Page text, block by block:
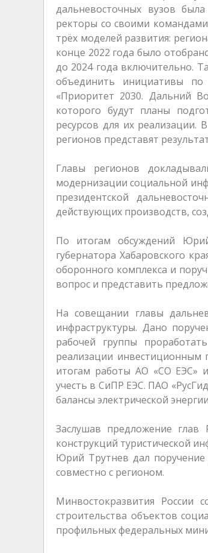
дальневосточных вузов
ректоры со своими
трёх моделей развития:
конце 2022 года было
до 2024 года включительно.
объединить инициативы по
«Приоритет 2030. Дальний
которого будут планы
ресурсов для их реализации.
регионов представят
Главы регионов
модернизации социальной
президентской
действующих производств,
По итогам обсуждений
губернатора Хабаровского
оборонного комплекса и
вопрос и представить
На совещании главы
инфраструктуры. Дано
рабочей группы
реализации инвестиционным
итогам работы АО «СО ЕЭС»
учесть в СиПР ЕЭС. ПАО
балансы электрической
Заслушав предложение глав
конструкций туристической
Юрий Трутнев дал поручение
совместно с регионом.
Минвостокразвития России
строительства объектов
профильных федеральных